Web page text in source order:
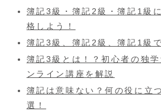
簿記3級・簿記2級・簿記1級
格しよう！
簿記3級、簿記2級、簿記1級
簿記3級とは！？初心者の独
ンライン講座を解説
簿記は意味ない？何の役に立
選！